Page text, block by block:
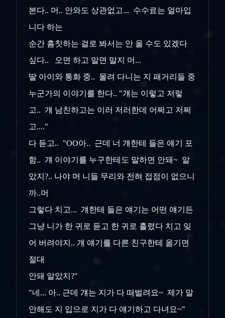
본다.. 머.. 안와도 상관없고... 수수료는 얼마입
니다 하는
순간 흠칫하는 걸로 봐서는 안 올 수도 있겠다
싶다.. 오면 하고 말면 말지 머...
딸 아이와 통화 중.. 몰려 다니는 지 패거리들 중
누군가의 이야기를 한다.. "걔는 이렇고 저렇
고.. 걔 남친하고는 이러 저러한데 어쩌고 저쩌
고...."
다 듣고.. "OO아.. 근데 너 걔한테 들은 얘기 포
함.. 걔 이야기를 누구한테도 말하면 안돼~ 알
았지?.. 나야 머 니들 무리와 전혀 접점이 없으니
까..머
그렇다 치고... 걔한테 들은 얘기는 어떤 얘기든
그냥 니가 한 귀로 듣고 한 귀로 흘렸다 치고 잊
어 버려야지.. 걔 얘기를 다른 친구한테 옮기면
절대
안돼 알았지?"
"네... 아.. 근데 걔는 지가 다 떠벌려요~ 제가 말
안해도 지 입으로 지가 다 얘기하고 다녀요~"